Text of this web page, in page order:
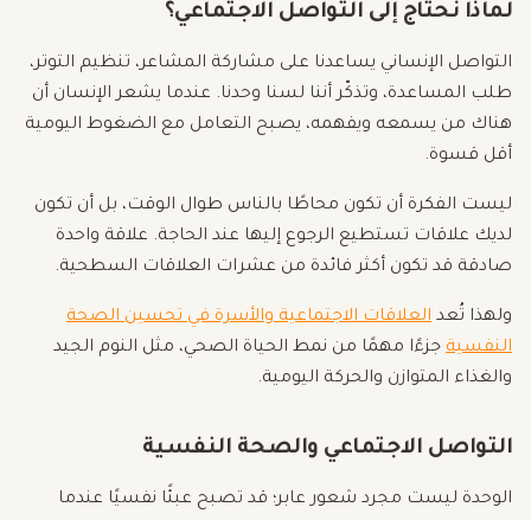
لماذا نحتاج إلى التواصل الاجتماعي؟
التواصل الإنساني يساعدنا على مشاركة المشاعر، تنظيم التوتر،
طلب المساعدة، وتذكّر أننا لسنا وحدنا. عندما يشعر الإنسان أن
هناك من يسمعه ويفهمه، يصبح التعامل مع الضغوط اليومية
أقل قسوة.
ليست الفكرة أن تكون محاطًا بالناس طوال الوقت، بل أن تكون
لديك علاقات تستطيع الرجوع إليها عند الحاجة. علاقة واحدة
صادقة قد تكون أكثر فائدة من عشرات العلاقات السطحية.
ولهذا تُعد العلاقات الاجتماعية والأسرة في تحسين الصحة
النفسية جزءًا مهمًا من نمط الحياة الصحي، مثل النوم الجيد
والغذاء المتوازن والحركة اليومية.
التواصل الاجتماعي والصحة النفسية
الوحدة ليست مجرد شعور عابر؛ قد تصبح عبئًا نفسيًا عندما